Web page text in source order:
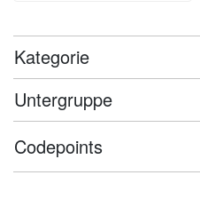
Kategorie
Untergruppe
Codepoints